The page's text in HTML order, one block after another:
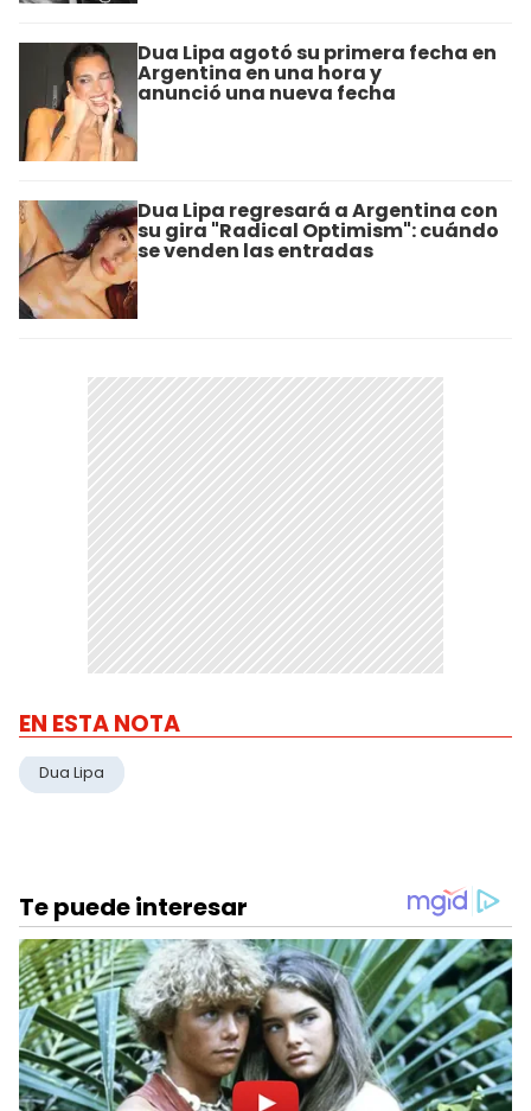
Dua Lipa agotó su primera fecha en
Argentina en una hora y
anunció una nueva fecha
Dua Lipa regresará a Argentina con
su gira "Radical Optimism": cuándo
se venden las entradas
EN ESTA NOTA
Dua Lipa